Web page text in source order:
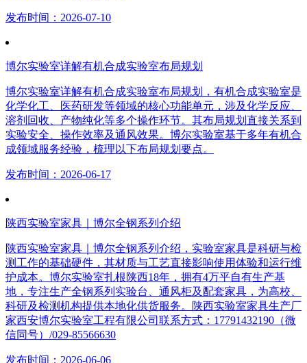
发布时间：2026-07-10
博尔实验室详解有机合成实验室布局规划
博尔实验室详解有机合成实验室布局规划，有机合成实验室是
化学化工、医药研发等领域的核心功能单元，涉及化学反应、
溶剂回收、产物纯化等多个操作环节。其布局规划直接关系到
实验安全、操作效率及通风效果。博尔实验室基于多年有机合
成领域服务经验，梳理以下布局规划要点。
发布时间：2026-06-17
陕西实验室家具｜博尔全钢系列介绍
陕西实验室家具｜博尔全钢系列介绍，实验室家具是科研与检
测工作的基础硬件，其材质与工艺直接影响使用体验和运行维
护成本。博尔实验室扎根陕西18年，拥有4万平自有生产基
地，专注生产全钢系列实验台、通风柜及配套家具，为高校、
科研及检测机构提供本地化供货服务。陕西实验室家具生产厂
家西安博尔实验室工程有限公司联系方式：17791432190（微
信同号）/029-85566630
发布时间：2026-06-06